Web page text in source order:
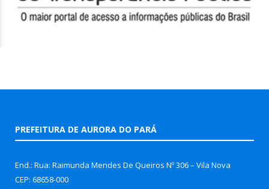
PREFEITURA DE AURORA DO PARÁ
End.: Rua: Raimunda Mendes De Queiros Nº 306 – Vila Nova
CEP: 68658-000